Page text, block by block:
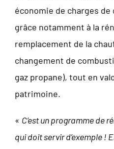
économie de charges
grâce notamment à la
remplacement de la
changement de
gaz propane), tout en
patrimoine.
« C’est un programme de
qui doit servir d’exemple !